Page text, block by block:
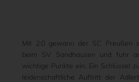
Mit 2:0 gewann der SC Preußen
beim SV Sandhausen und fuhr
wichtige Punkte ein. Ein Schlüssel
leidenschaftliche Auftritt der